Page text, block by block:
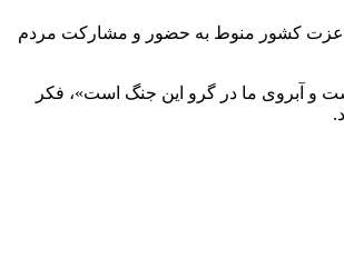
و عزت کشور منوط به حضور و مشارکت مردم
ایشان نیز فرمودند:« جنگ، جنگ اراده هاست و آبروی ما در گرو این جنگ است»، فکر